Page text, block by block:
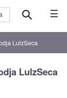
☰
LulzSeca
LulzSeca